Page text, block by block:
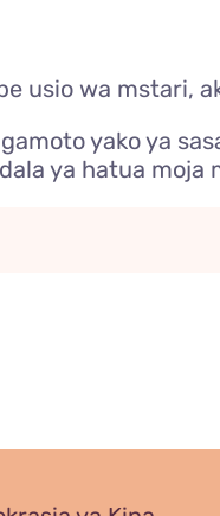
usio wa mstari,
yako ya
ya hatua moja